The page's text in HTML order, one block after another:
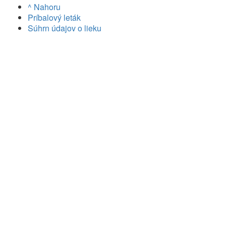
^ Nahoru
Príbalový leták
Súhrn údajov o lieku